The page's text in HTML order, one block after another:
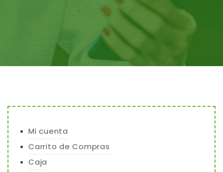
Mi cuenta
Carrito de Compras
Caja